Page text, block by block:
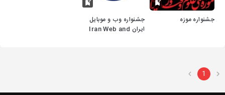
جشنواره موزه
جشنواره وب و موبایل
ایران Iran Web and
1